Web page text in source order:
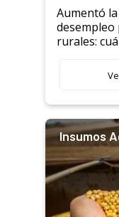
Aumentó
rurales:
Insumos